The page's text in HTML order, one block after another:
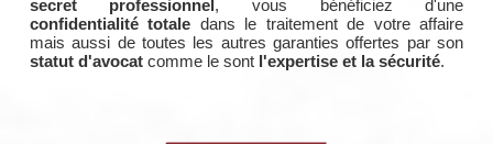
secret professionnel , vous bénéficiez d'une
confidentialité totale dans le traitement de votre affaire
mais aussi de toutes les autres garanties offertes par son
statut d'avocatcomme le sont l'expertise et la sécurité.